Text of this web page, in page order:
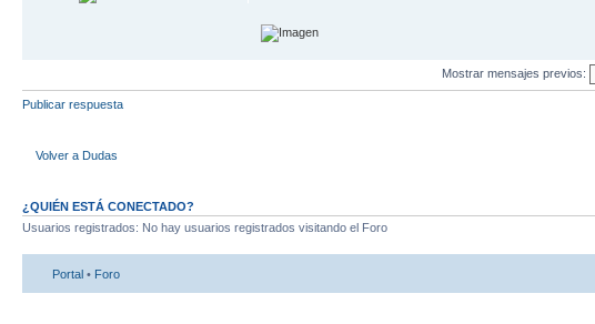
Mostrar mensajes previos:
Publicar respuesta
Volver a Dudas
¿QUIÉN ESTÁ CONECTADO?
Usuarios registrados: No hay usuarios registrados visitando el Foro
Portal • Foro